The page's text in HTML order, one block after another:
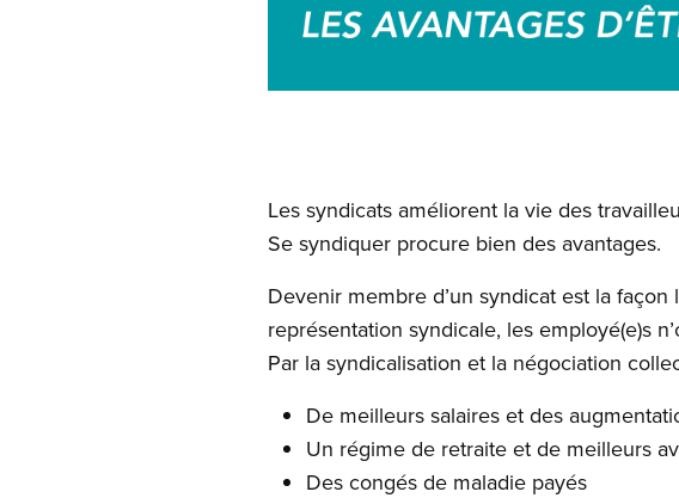
Les syndicats améliorent la vie des
Se syndiquer procure bien des avantages.
Devenir membre d’un syndicat est la
représentation syndicale, les employé(e)s
Par la syndicalisation et la négociation
De meilleurs salaires et des
Un régime de retraite et de meilleurs
Des congés de maladie payés